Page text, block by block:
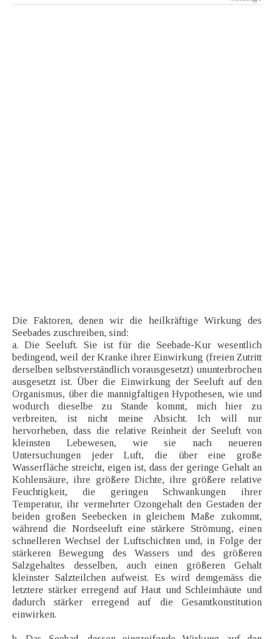
Die Faktoren, denen wir die heilkräftige Wirkung des
Seebades zuschreiben, sind:
a. Die Seeluft. Sie ist für die Seebade-Kur wesentlich
bedingend, weil der Kranke ihrer Einwirkung (freien Zutritt
derselben selbstverständlich vorausgesetzt) ununterbrochen
ausgesetzt ist. Über die Einwirkung der Seeluft auf den
Organismus, über die mannigfaltigen Hypothesen, wie und
wodurch dieselbe zu Stande kommt, mich hier zu
verbreiten, ist nicht meine Absicht. Ich will nur
hervorheben, dass die relative Reinheit der Seeluft von
kleinsten Lebewesen, wie sie nach neueren
Untersuchungen jeder Luft, die über eine große
Wasserfläche streicht, eigen ist, dass der geringe Gehalt an
Kohlensäure, ihre größere Dichte, ihre größere relative
Feuchtigkeit, die geringen Schwankungen ihrer
Temperatur, ihr vermehrter Ozongehalt den Gestaden der
beiden großen Seebecken in gleichem Maße zukommt,
während die Nordseeluft eine stärkere Strömung, einen
schnelleren Wechsel der Luftschichten und, in Folge der
stärkeren Bewegung des Wassers und des größeren
Salzgehaltes desselben, auch einen größeren Gehalt
kleinster Salzteilchen aufweist. Es wird demgemäss die
letztere stärker erregend auf Haut und Schleimhäute und
dadurch stärker erregend auf die Gesamtkonstitution
einwirken.